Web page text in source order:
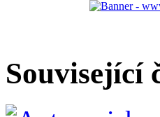
Související